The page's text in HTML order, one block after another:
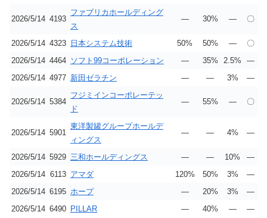
2026/5/14 4193
ファブリカホールディング
ス
― 30% ― 〇
2026/5/14 4323 日本システム技術 50% 50% ―
〇
2026/5/14 4464 ソフト99コーポレーション ― 35% 2.5%
―
2026/5/14 4977 新田ゼラチン ― ― 3% ―
2026/5/14 5384
フジミインコーポレーテッ
ド
― 55% ― 〇
2026/5/14 5901
東洋製罐グループホールデ
ィングス
― ― 4% ―
2026/5/14 5929 三和ホールディングス ― ― 10%
―
2026/5/14 6113 アマダ 120% 50% 3%
―
2026/5/14 6195 ホープ ― 20% 3%
―
2026/5/14 6490 PILLAR ― 40% ―
―